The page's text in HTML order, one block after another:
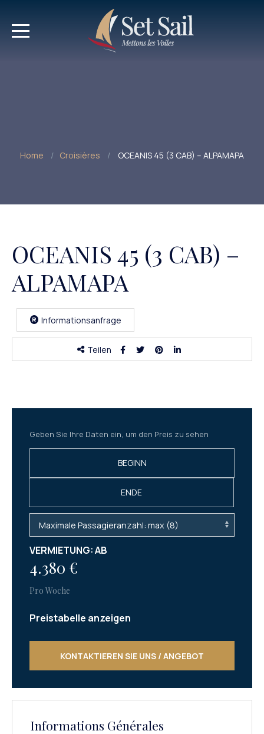
Home Croisières OCEANIS 45 (3 CAB) – ALPAMAPA
OCEANIS 45 (3 CAB) –
ALPAMAPA
Informationsanfrage
Teilen
Geben Sie Ihre Daten ein, um den Preis zu sehen
BEGINN
ENDE
VERMIETUNG: AB
4.380 €
Pro Woche
Preistabelle anzeigen
KONTAKTIEREN SIE UNS / ANGEBOT
Informations Générales